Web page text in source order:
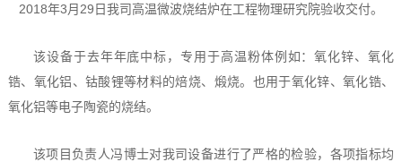
2018年3月29日我司高温微波烧结炉在工程物理研究院验收交付。
该设备于去年年底中标，专用于高温粉体例如：氧化锌、氧化
锆、氧化铝、钴酸锂等材料的焙烧、煅烧。也用于氧化锌、氧化锆、
氧化铝等电子陶瓷的烧结。
该项目负责人冯博士对我司设备进行了严格的检验，各项指标均